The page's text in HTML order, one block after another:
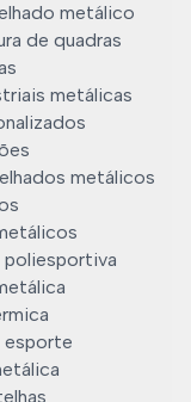
metálico
de quadras
metálicas
metálicos
poliesportiva
esporte